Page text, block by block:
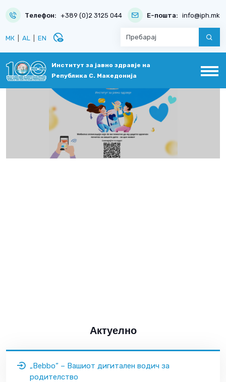
Телефон: +389 (0)2 3125 044 Е-пошта: info@iph.mk
МК AL EN disabled_visible
Институт за јавно здравје на
Република С. Македонија
Актуелно
„Bebbo“ – Вашиот дигитален водич за
родителство